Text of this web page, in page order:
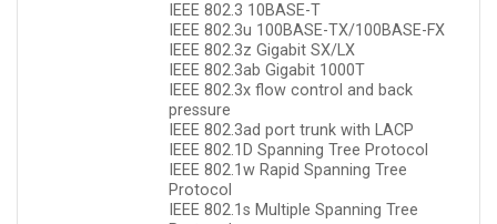
IEEE 802.3 10BASE-T
IEEE 802.3u 100BASE-TX/100BASE-FX
IEEE 802.3z Gigabit SX/LX
IEEE 802.3ab Gigabit 1000T
IEEE 802.3x flow control and back
pressure
IEEE 802.3ad port trunk with LACP
IEEE 802.1D Spanning Tree Protocol
IEEE 802.1w Rapid Spanning Tree
Protocol
IEEE 802.1s Multiple Spanning Tree